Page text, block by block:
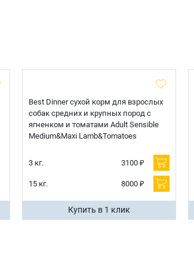
Best Dinner сухой корм для взрослых
собак средних и крупных пород с
ягненком и томатами Adult Sensible
Medium&Maxi Lamb&Tomatoes
3 кг. 3100 ₽
15 кг. 8000 ₽
Купить в 1 клик